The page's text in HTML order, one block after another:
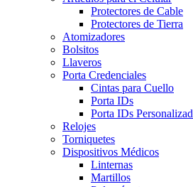
Protectores de Cable
Protectores de Tierra
Atomizadores
Bolsitos
Llaveros
Porta Credenciales
Cintas para Cuello
Porta IDs
Porta IDs
Relojes
Torniquetes
Dispositivos Médicos
Linternas
Martillos